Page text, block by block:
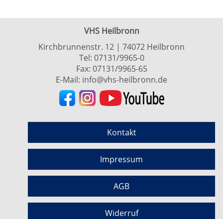
VHS Heilbronn
Kirchbrunnenstr. 12 | 74072 Heilbronn
Tel: 07131/9965-0
Fax: 07131/9965-65
E-Mail: info@vhs-heilbronn.de
Kontakt
Impressum
AGB
Widerruf